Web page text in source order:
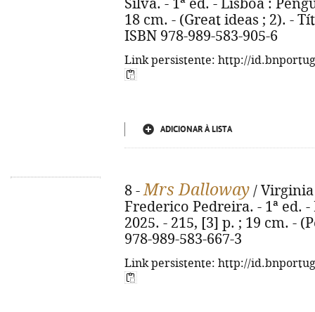
Silva. - 1ª ed. - Lisboa :
18 cm. - (Great ideas ; 2). -
ISBN 978-989-583-905-6
Link persistente: http://
ADICIONAR À LISTA
8 -Mrs Dalloway /
Frederico Pedreira. - 1ª ed.
2025. - 215, [3] p. ; 19 cm. -
978-989-583-667-3
Link persistente: http://